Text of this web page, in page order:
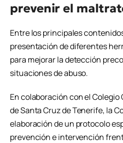
prevenir el
Entre los principales
presentación de diferentes
para mejorar la detección
situaciones de abuso.
En colaboración con el Colegio
de Santa Cruz de Tenerife, la
elaboración de un protocolo
prevención e intervención